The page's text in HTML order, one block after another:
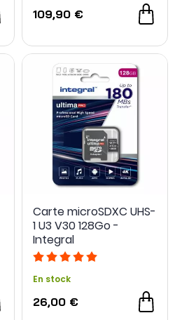
109,90 €
Carte microSDXC UHS-
1 U3 V30 128Go -
Integral
En stock
26,00 €